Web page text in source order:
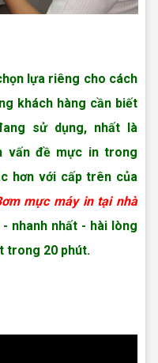
lựa riêng cho cách
khách hàng cần biết
sử dụng, nhất là
vấn đề mực in trong
hơn với cấp trên của
mực máy in tại nhà
nhanh nhất - hài lòng
trong 20 phút.